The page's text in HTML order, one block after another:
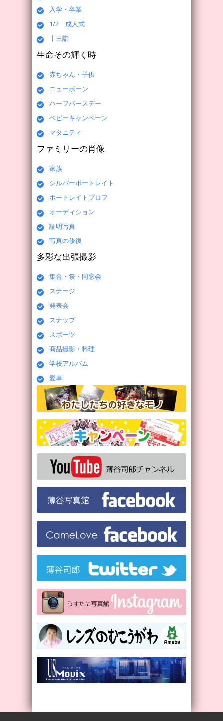
入学・卒業
1/2 成人式
十三詣
生命その輝く時
赤ちゃん・子供
ニューボーン
ハーフバースデー
ベビーキャンペーン
マタニティ
ファミリーの肖像
家族
シルバーポートレイト
ポートレイトプロフ
オーディション
証明写真
写真の修復
多彩な出張撮影
集合・祭・同窓会
ステージ
発表会
スナップ
スポーツ
商品撮影・料理
学校アルバム
愛車